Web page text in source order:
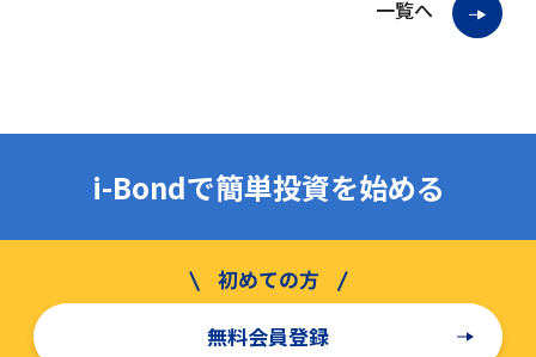
一覧へ
i-Bondで簡単投資を始める
無料会員登録